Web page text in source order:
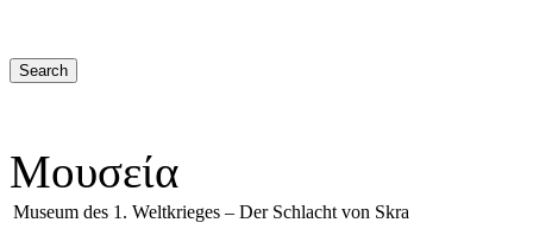
Μουσεία
Museum des 1. Weltkrieges – Der Schlacht von Skra